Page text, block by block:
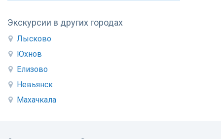
Экскурсии в других городах
Лысково
Юхнов
Елизово
Невьянск
Махачкала